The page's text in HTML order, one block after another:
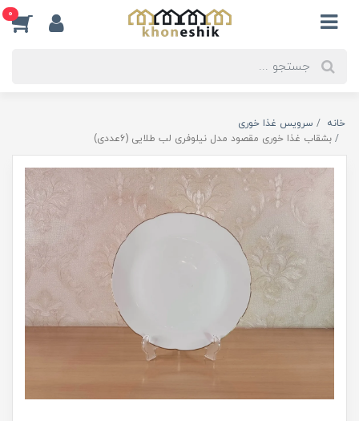
0
خانه
سرویس غذا خوری
بشقاب غذا خوری مقصود مدل نیلوفری لب طلایی (6عددی)